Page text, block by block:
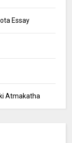
Essay
ki Atmakatha